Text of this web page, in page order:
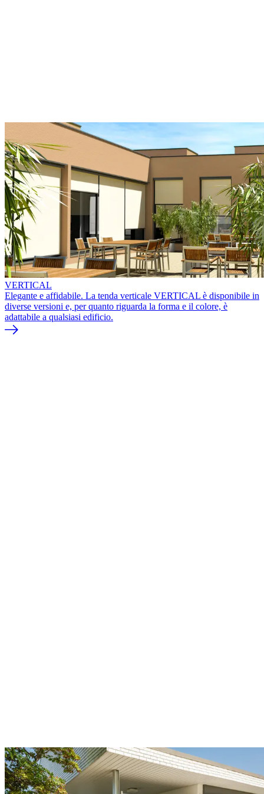
VERTICAL
Elegante e affidabile. La tenda verticale VERTICAL è disponibile in
diverse versioni e, per quanto riguarda la forma e il colore, è
adattabile a qualsiasi edificio.